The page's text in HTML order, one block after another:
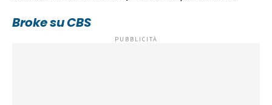
Broke su CBS